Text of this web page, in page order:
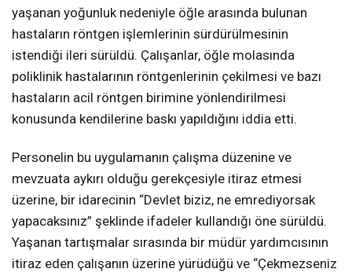
yaşanan yoğunluk nedeniyle öğle arasında bulunan
hastaların röntgen işlemlerinin sürdürülmesinin
istendiği ileri sürüldü. Çalışanlar, öğle molasında
poliklinik hastalarının röntgenlerinin çekilmesi ve bazı
hastaların acil röntgen birimine yönlendirilmesi
konusunda kendilerine baskı yapıldığını iddia etti.
Personelin bu uygulamanın çalışma düzenine ve
mevzuata aykırı olduğu gerekçesiyle itiraz etmesi
üzerine, bir idarecinin “Devlet biziz, ne emrediyorsak
yapacaksınız” şeklinde ifadeler kullandığı öne sürüldü.
Yaşanan tartışmalar sırasında bir müdür yardımcısının
itiraz eden çalışanın üzerine yürüdüğü ve “Çekmezseniz